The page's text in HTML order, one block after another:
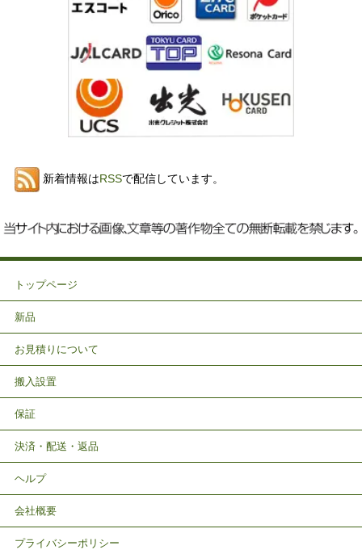
新着情報はRSSで配信しています。
トップページ
新品
お見積りについて
搬入設置
保証
決済・配送・返品
ヘルプ
会社概要
プライバシーポリシー